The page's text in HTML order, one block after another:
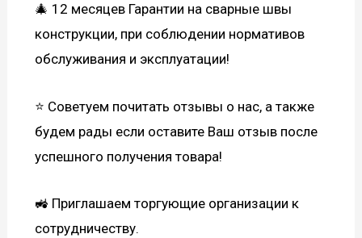
🎄 12 месяцев Гарантии на сварные швы
конструкции, при соблюдении нормативов
обслуживания и эксплуатации!
⭐ Советуем почитать отзывы о нас, а также
будем рады если оставите Ваш отзыв после
успешного получения товара!
🚜 Приглашаем торгующие организации к
сотрудничеству.